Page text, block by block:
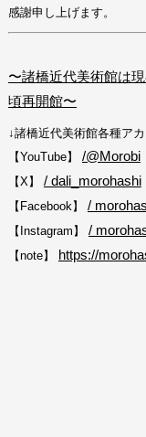
感謝申し上げます。
〜諸橋近代美術館は
頃再開館〜
↓諸橋近代美術館各種ア
【YouTube】 /‪@Morobi‬
【X】 / dali_morohashi
【Facebook】 /
【Instagram】 /
【note】 https://